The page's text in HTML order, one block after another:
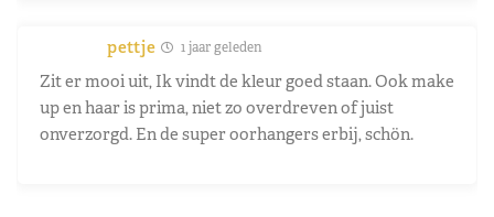
pettje 1 jaar geleden
Zit er mooi uit, Ik vindt de kleur goed staan. Ook make
up en haar is prima, niet zo overdreven of juist
onverzorgd. En de super oorhangers erbij, schön.